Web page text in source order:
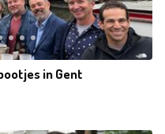
in Gent